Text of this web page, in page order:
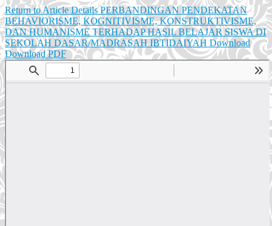
Return to Article DetailsPERBANDINGAN PENDEKATAN
BEHAVIORISME, KOGNITIVISME, KONSTRUKTIVISME,
DAN HUMANISME TERHADAP HASIL BELAJAR SISWA DI
SEKOLAH DASAR/MADRASAH IBTIDAIYAH Download
Download PDF